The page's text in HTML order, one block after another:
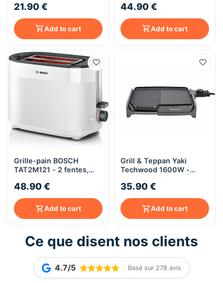
21.90 €
Add to cart
1630 W
44.90 €
Add to cart
Grille-pain BOSCH
TAT2M121 - 2 fentes,
réchauffe viennoiseries
48.90 €
Add to cart
Grill & Teppan Yaki
Techwood 1600W -
TTG-3326
35.90 €
Add to cart
Ce que disent nos clients
4.7/5 Basé sur 278 avis